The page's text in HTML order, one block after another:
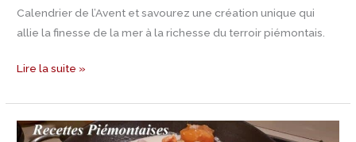
Calendrier de l’Avent et savourez une création unique qui
allie la finesse de la mer à la richesse du terroir piémontais.
Lire la suite »
Jour